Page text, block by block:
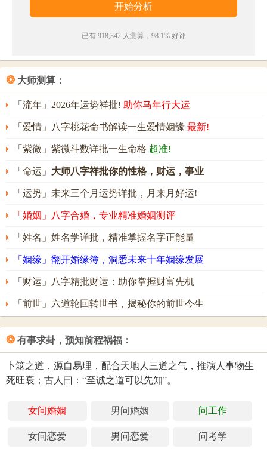
已有 918,342 人测算，98.1% 好评
❂ 大师测算：
「流年」2026年运势祥批! 助你马年行大运
「爱情」八字桃花命书解读一生爱情姻缘 最新!
「紫微」紫微斗数详批一生命格 超准!
「命运」 大师八字祥批你的性格，财运，事业
「运势」未来三个月运势详批，月来月好运!
「婚姻」八字合婚，专业精准婚姻测评
「姓名」姓名学详批，精准掌握名字正能量
「姻缘」翻开婚缘簿，洞悉未来十年姻缘发展
「财运」八字精批财运：助你掌握财富先机
「前世」六道轮回转世书，揭秘你的前世今生
❂ 有事求卦，预知前程祸福：
卜筮之道，源自易理，配合天地人三道之气，推演人事物生
死旺衰；古人曰：“至诚之道可以先知”。
女问婚姻 男问婚姻 问工作
女问恋爱 男问恋爱 问考学